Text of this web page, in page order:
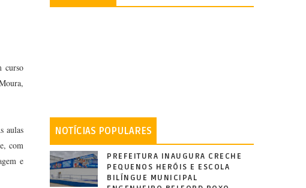
curso
aulas
com
e
NOTÍCIAS POPULARES
PREFEITURA INAUGURA CRECHE
PEQUENOS HERÓIS E ESCOLA
BILÍNGUE MUNICIPAL